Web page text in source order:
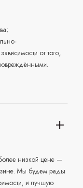
от того,
низкой цене —
Мы будем рады
и лучшую